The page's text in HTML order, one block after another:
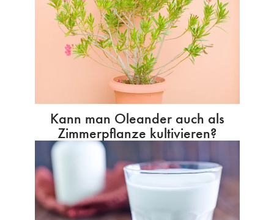
Kann man Oleander auch als
Zimmerpflanze kultivieren?